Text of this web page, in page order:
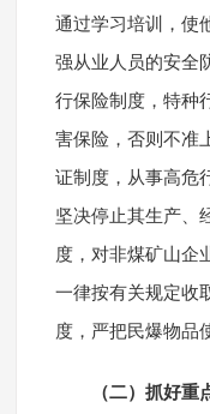
通过学习培训，使
强从业人员的安全
行保险制度，特种
害保险，否则不准
证制度，从事高危
坚决停止其生产、
度，对非煤矿山企
一律按有关规定收
度，严把民爆物品
（二）抓好